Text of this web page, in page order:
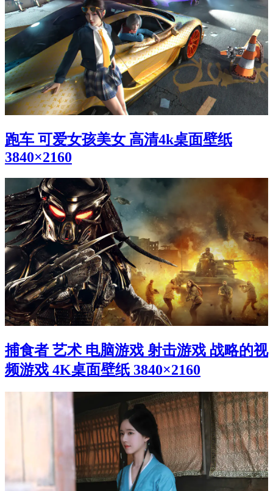
跑车 可爱女孩美女 高清4k桌面壁纸
3840×2160
捕食者 艺术 电脑游戏 射击游戏 战略的视
频游戏 4K桌面壁纸 3840×2160